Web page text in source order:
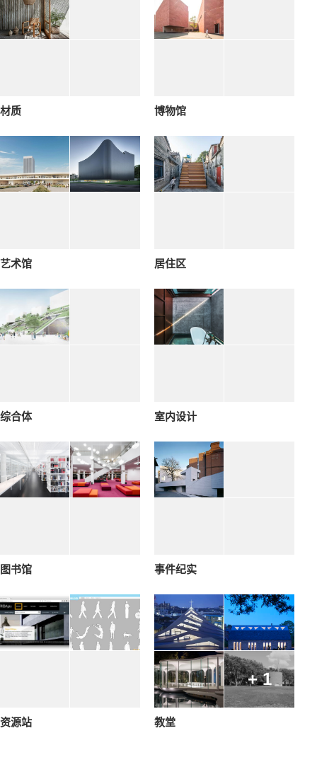
材质 博物馆
艺术馆 居住区
综合体 室内设计
图书馆 事件纪实
资源站
+ 1
教堂